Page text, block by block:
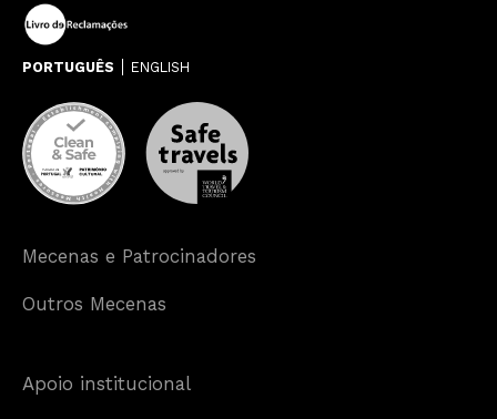
PORTUGUÊS ENGLISH
Mecenas e Patrocinadores
Outros Mecenas
Apoio institucional